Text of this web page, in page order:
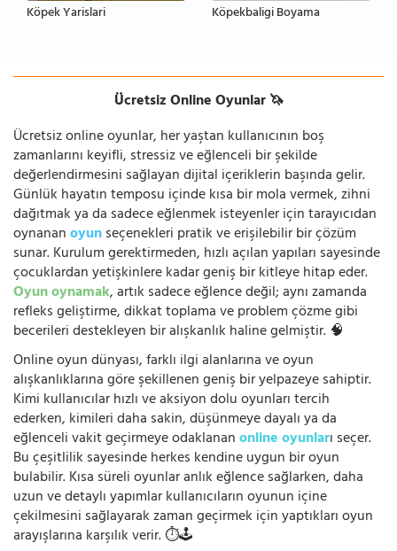
Köpek Yarislari Köpekbaligi Boyama
Ücretsiz Online Oyunlar 🦄
Ücretsiz online oyunlar, her yaştan kullanıcının boş
zamanlarını keyifli, stressiz ve eğlenceli bir şekilde
değerlendirmesini sağlayan dijital içeriklerin başında gelir.
Günlük hayatın temposu içinde kısa bir mola vermek, zihni
dağıtmak ya da sadece eğlenmek isteyenler için tarayıcıdan
oynananoyunseçenekleri pratik ve erişilebilir bir çözüm
sunar. Kurulum gerektirmeden, hızlı açılan yapıları sayesinde
çocuklardan yetişkinlere kadar geniş bir kitleye hitap eder.
Oyun oynamak, artık sadece eğlence değil; aynı zamanda
refleks geliştirme, dikkat toplama ve problem çözme gibi
becerileri destekleyen bir alışkanlık haline gelmiştir. 🧠
Online oyun dünyası, farklı ilgi alanlarına ve oyun
alışkanlıklarına göre şekillenen geniş bir yelpazeye sahiptir.
Kimi kullanıcılar hızlı ve aksiyon dolu oyunları tercih
ederken, kimileri daha sakin, düşünmeye dayalı ya da
eğlenceli vakit geçirmeye odaklananonline oyunları seçer.
Bu çeşitlilik sayesinde herkes kendine uygun bir oyun
bulabilir. Kısa süreli oyunlar anlık eğlence sağlarken, daha
uzun ve detaylı yapımlar kullanıcıların oyunun içine
çekilmesini sağlayarak zaman geçirmek için yaptıkları oyun
arayışlarına karşılık verir. ⏱️🕹️